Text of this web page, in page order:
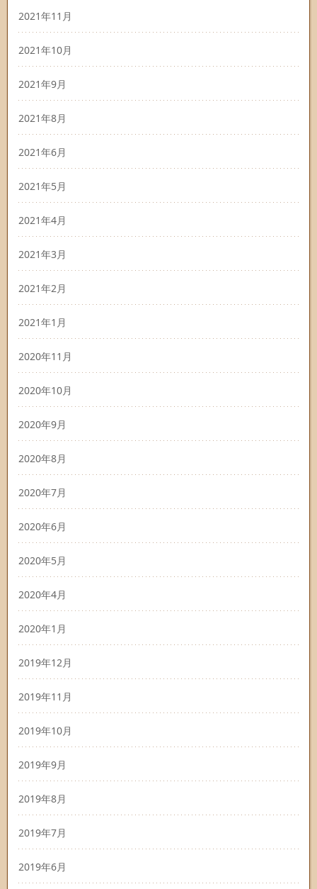
2021年11月
2021年10月
2021年9月
2021年8月
2021年6月
2021年5月
2021年4月
2021年3月
2021年2月
2021年1月
2020年11月
2020年10月
2020年9月
2020年8月
2020年7月
2020年6月
2020年5月
2020年4月
2020年1月
2019年12月
2019年11月
2019年10月
2019年9月
2019年8月
2019年7月
2019年6月